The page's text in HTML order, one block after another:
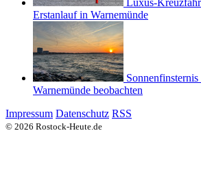
Luxus-
Erstanlauf in Warnemünde
Warnemünde beobachten
Impressum Datenschutz RSS
© 2026 Rostock-Heute.de